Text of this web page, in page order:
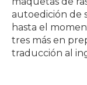
autoedición de
hasta el
tres más en
traducción al